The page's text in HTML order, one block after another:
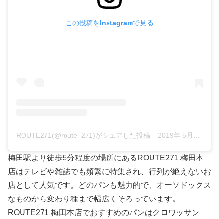
この投稿をInstagramで見る
ROUTE271(@route_271)がシェアした投稿 – 2019年 5月月13日午後7時18分PDT
梅田駅より徒歩5分程度の場所にあるROUTE271 梅田本
店はテレビや雑誌でも頻繁に特集され、行列が絶えないお
店として人気です。どのパンも魅力的で、オーソドックス
なものから変わり種まで幅広くそろっています。
ROUTE271 梅田本店でおすすめのパンはクロワッサン